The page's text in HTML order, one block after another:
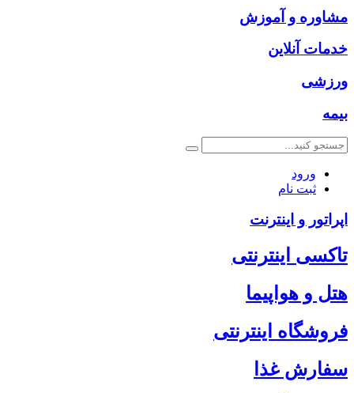
مشاوره و آموزش
خدمات آنلاین
ورزشی
بیمه
ورود
ثبت نام
اپراتور و اینترنت
تاکسی اینترنتی
هتل و هواپیما
فروشگاه اینترنتی
سفارش غذا